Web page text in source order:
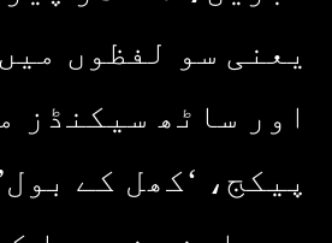
یعنی سو لفظوں
اور ساٹھ سیکنڈز
پیکج، ‘کھل کے